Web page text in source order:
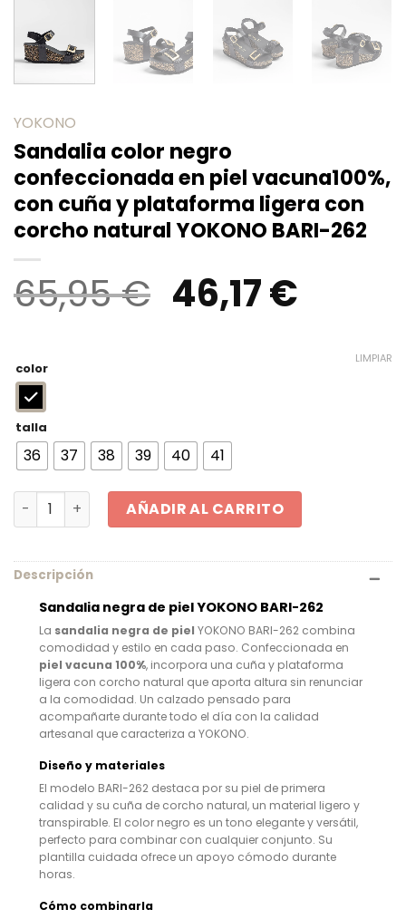
YOKONO
Sandalia color negro
confeccionada en piel vacuna100%,
con cuña y plataforma ligera con
corcho natural YOKONO BARI-262
65,95€ El
65,95 €.
46,17€
color
talla
36 37 38 39 40 41
LIMPIAR
Sandalia color negro confeccionada en piel
AÑADIR AL CARRITO
Descripción
Sandalia negra de piel YOKONO BARI-262
La sandalia negra de piel YOKONO BARI-262 combina
comodidad y estilo en cada paso. Confeccionada en
piel vacuna 100%, incorpora una cuña y plataforma
ligera con corcho natural que aporta altura sin renunciar
a la comodidad. Un calzado pensado para
acompañarte durante todo el día con la calidad
artesanal que caracteriza a YOKONO.
Diseño y materiales
El modelo BARI-262 destaca por su piel de primera
calidad y su cuña de corcho natural, un material ligero y
transpirable. El color negro es un tono elegante y versátil,
perfecto para combinar con cualquier conjunto. Su
plantilla cuidada ofrece un apoyo cómodo durante
horas.
Cómo combinarla